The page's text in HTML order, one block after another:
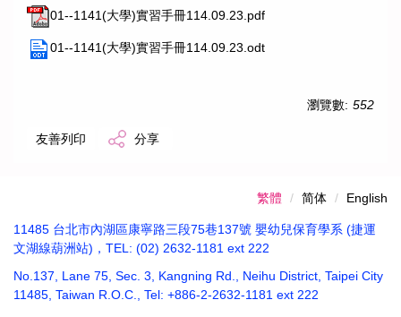
01--1141(大學)實習手冊114.09.23.pdf
01--1141(大學)實習手冊114.09.23.odt
瀏覽數: 552
友善列印 分享
繁體 简体 English
11485 台北市內湖區康寧路三段75巷137號 嬰幼兒保育學系 (捷運
文湖線葫洲站)，TEL: (02) 2632-1181 ext 222
No.137, Lane 75, Sec. 3, Kangning Rd., Neihu District, Taipei City
11485, Taiwan R.O.C., Tel: +886-2-2632-1181 ext 222